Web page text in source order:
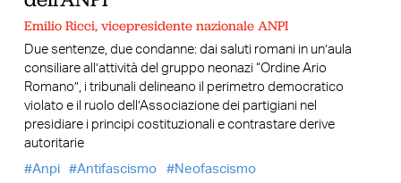
Emilio Ricci, vicepresidente nazionale ANPI
Due sentenze, due condanne: dai saluti romani in un’aula
consiliare all’attività del gruppo neonazi “Ordine Ario
Romano”, i tribunali delineano il perimetro democratico
violato e il ruolo dell’Associazione dei partigiani nel
presidiare i principi costituzionali e contrastare derive
autoritarie
Anpi
Antifascismo Neofascismo